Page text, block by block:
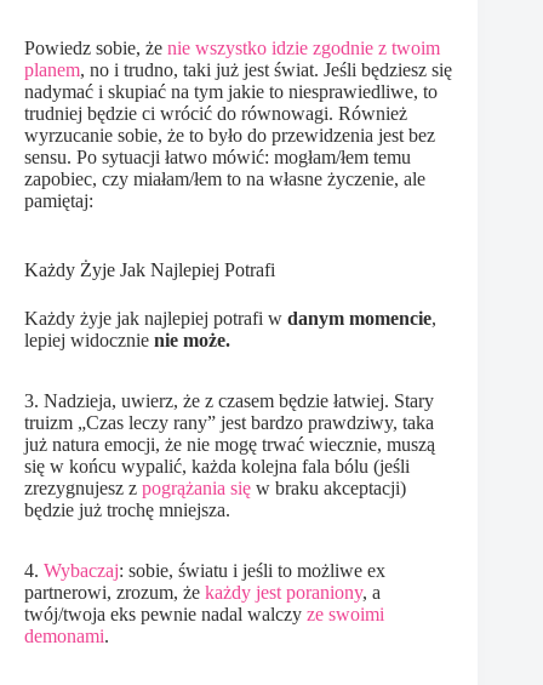
Powiedz sobie, że nie wszystko idzie zgodnie z twoim
planem, no i trudno, taki już jest świat. Jeśli będziesz się
nadymać i skupiać na tym jakie to niesprawiedliwe, to
trudniej będzie ci wrócić do równowagi. Również
wyrzucanie sobie, że to było do przewidzenia jest bez
sensu. Po sytuacji łatwo mówić: mogłam/łem temu
zapobiec, czy miałam/łem to na własne życzenie, ale
pamiętaj:
Każdy Żyje Jak Najlepiej Potrafi
Każdy żyje jak najlepiej potrafi w danym momencie,
lepiej widocznie nie może.
3. Nadzieja, uwierz, że z czasem będzie łatwiej. Stary
truizm „Czas leczy rany” jest bardzo prawdziwy, taka
już natura emocji, że nie mogę trwać wiecznie, muszą
się w końcu wypalić, każda kolejna fala bólu (jeśli
zrezygnujesz z pogrążania się w braku akceptacji)
będzie już trochę mniejsza.
4. Wybaczaj: sobie, światu i jeśli to możliwe ex
partnerowi, zrozum, że każdy jest poraniony, a
twój/twoja eks pewnie nadal walczy ze swoimi
demonami.